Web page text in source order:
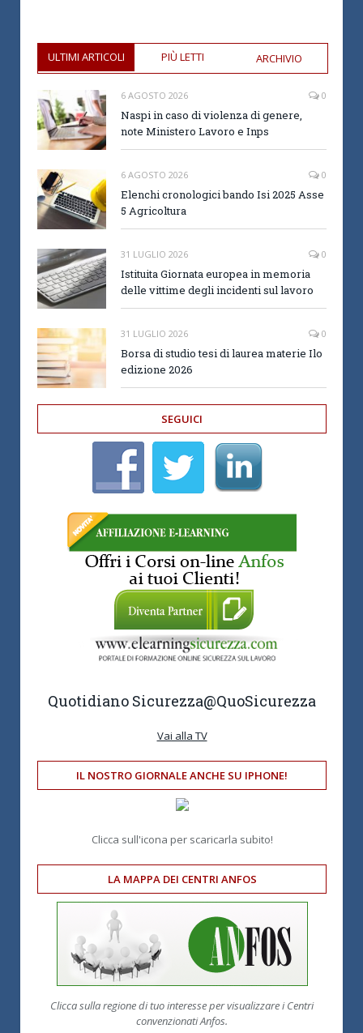
ULTIMI ARTICOLI PIÙ LETTI ARCHIVIO
6 AGOSTO 2026 0
Naspi in caso di violenza di genere,
note Ministero Lavoro e Inps
6 AGOSTO 2026 0
Elenchi cronologici bando Isi 2025 Asse
5 Agricoltura
31 LUGLIO 2026 0
Istituita Giornata europea in memoria
delle vittime degli incidenti sul lavoro
31 LUGLIO 2026 0
Borsa di studio tesi di laurea materie Ilo
edizione 2026
SEGUICI
Quotidiano Sicurezza@QuoSicurezza
Vai alla TV
IL NOSTRO GIORNALE ANCHE SU IPHONE!
Clicca sull'icona per scaricarla subito!
LA MAPPA DEI CENTRI ANFOS
Clicca sulla regione di tuo interesse per visualizzare i Centri
convenzionati Anfos.